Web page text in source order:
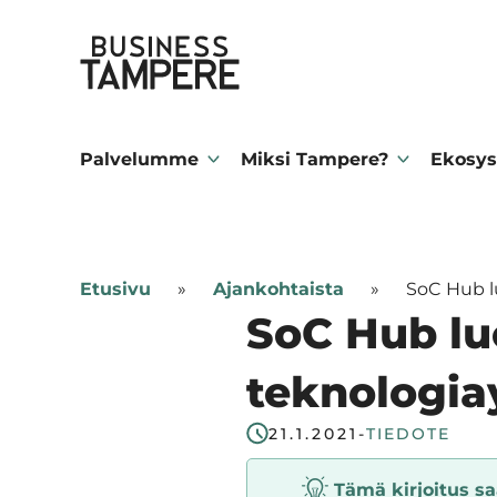
suoraanBusiness Tampere
Tampere
and
Palvelumme Miksi Tampere?
Etusivu » Ajankohtaista » SoC Hub
SoC Hub
21.1.2021 -TIEDOTE
Tämä kirjoitus